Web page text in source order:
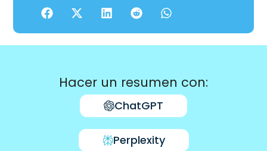
Hacer un resumen con:
ChatGPT
Perplexity